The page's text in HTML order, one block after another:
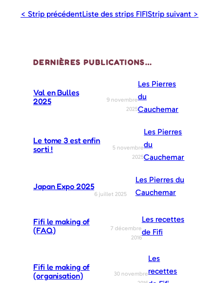
< Strip précédentListe des strips FIFIStrip suivant >
DERNIÈRES PUBLICATIONS…
Val en Bulles
2025
9 novembre
2025
Les Pierres
du
Cauchemar
Le tome 3 est enfin
sorti !
5 novembre
2025
Les Pierres
du
Cauchemar
Japan Expo 2025
6 juillet 2025
Les Pierres du
Cauchemar
Fifi le making of
(FAQ)
7 décembre
2016
Les recettes
de Fifi
Fifi le making of
(organisation)
30 novembre
Les
recettes